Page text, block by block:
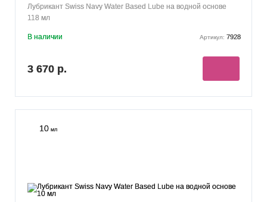
Лубрикант Swiss Navy Water Based Lube на водной основе
118 мл
В наличии Артикул: 7928
3 670 р.
10 мл